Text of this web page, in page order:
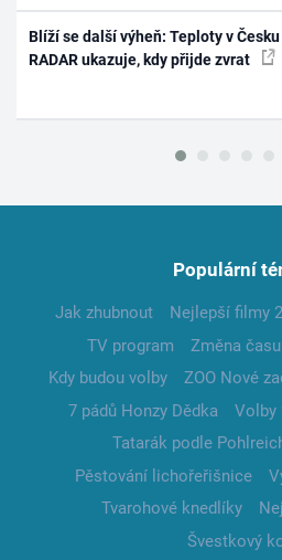
Blíží se další výheň: Teploty v
RADAR ukazuje, kdy přijde zvrat
Populární
Jak zhubnout Nejlepší filmy
TV program
Změna času
Kdy budou volby
ZOO Nové
7 pádů Honzy Dědka
Volby
Tatarák podle
Pěstování lichořeřišnice
Tvarohové knedlíky
Švestkový